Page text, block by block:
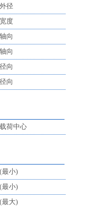
外径
宽度
轴向
轴向
径向
径向
载荷中心
(最小)
(最小)
(最大)